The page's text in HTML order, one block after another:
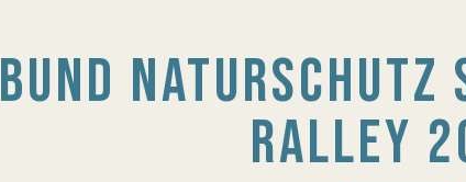
BUND NATURSCHUTZ
RALLEY